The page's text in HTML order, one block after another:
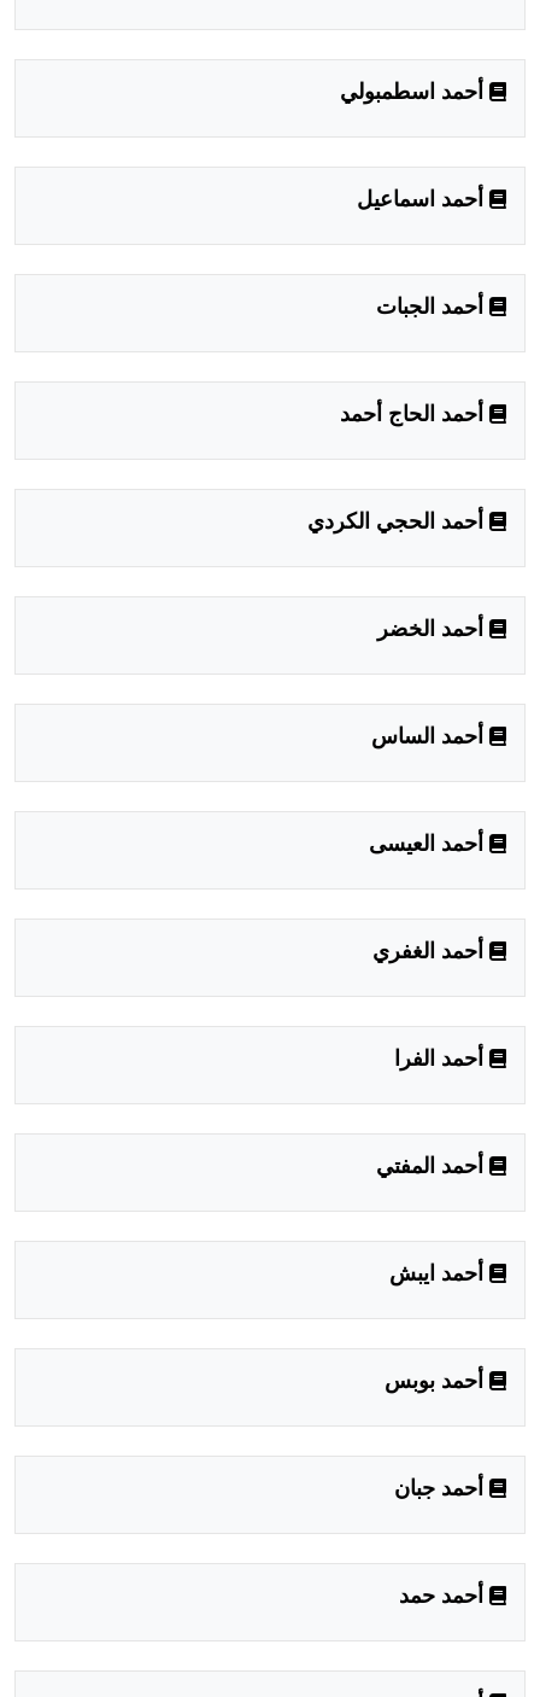
أحمد اسطمبولي
أحمد اسماعيل
أحمد الجبات
أحمد الحاج أحمد
أحمد الحجي الكردي
أحمد الخضر
أحمد الساس
أحمد العيسى
أحمد الغفري
أحمد الفرا
أحمد المفتي
أحمد ايبش
أحمد بوبس
أحمد جبان
أحمد حمد